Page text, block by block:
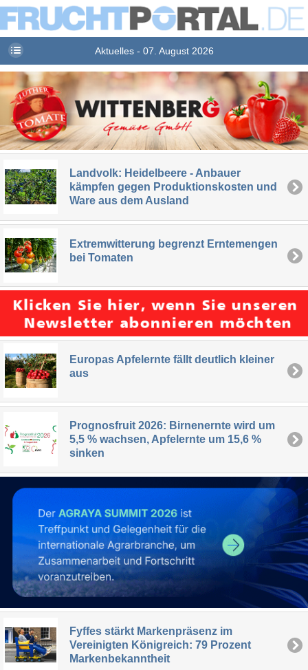
Aktuelles - 07. August 2026
Landvolk: Heidelbeere - Anbauer
kämpfen gegen Produktionskosten und
Ware aus dem Ausland
Extremwitterung begrenzt Erntemengen
bei Tomaten
Europas Apfelernte fällt deutlich kleiner
aus
Prognosfruit 2026: Birnenernte wird um
5,5 % wachsen, Apfelernte um 15,6 %
sinken
Fyffes stärkt Markenpräsenz im
Vereinigten Königreich: 79 Prozent
Markenbekanntheit